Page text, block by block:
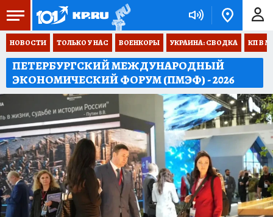
НОВОСТИ ТОЛЬКО У НАС ВОЕНКОРЫ УКРАИНА: СВОДКА КП В
ПЕТЕРБУРГСКИЙ МЕЖДУНАРОДНЫЙ
ЭКОНОМИЧЕСКИЙ ФОРУМ (ПМЭФ) - 2026